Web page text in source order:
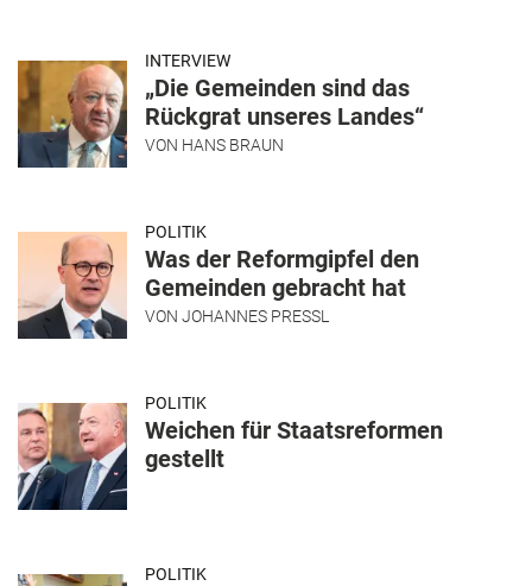
INTERVIEW
„Die Gemeinden sind das
Rückgrat unseres Landes“
VON HANS BRAUN
POLITIK
Was der Reformgipfel den
Gemeinden gebracht hat
VON JOHANNES PRESSL
POLITIK
Weichen für Staatsreformen
gestellt
POLITIK